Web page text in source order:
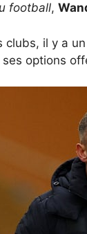
football,
clubs, il y a
options